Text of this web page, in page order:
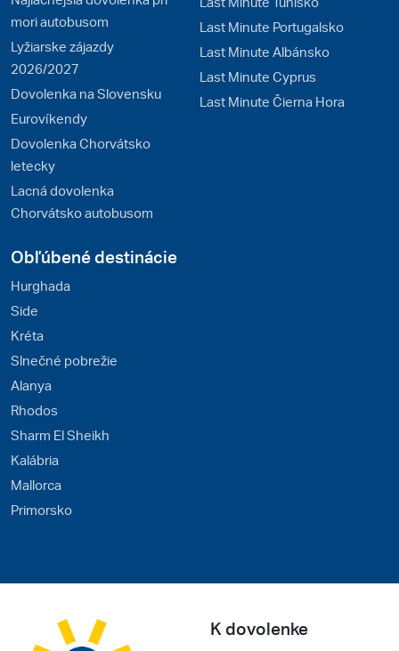
mori autobusom
Lyžiarske zájazdy
2026/2027
Dovolenka na Slovensku
Eurovíkendy
Dovolenka Chorvátsko
letecky
Lacná dovolenka
Chorvátsko autobusom
Last Minute Portugalsko
Last Minute Albánsko
Last Minute Cyprus
Last Minute Čierna Hora
Obľúbené destinácie
Hurghada
Side
Kréta
Slnečné pobrežie
Alanya
Rhodos
Sharm El Sheikh
Kalábria
Mallorca
Primorsko
K dovolenke